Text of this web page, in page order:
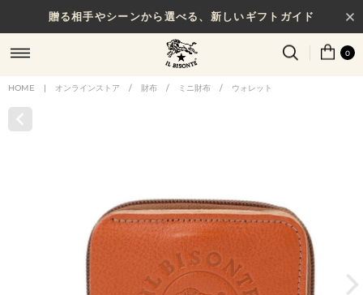
贈る相手やシーンから選べる、新しいギフトガイド
0
HOME | オンラインストア / 財布 / ミニ財布 / ウォレット